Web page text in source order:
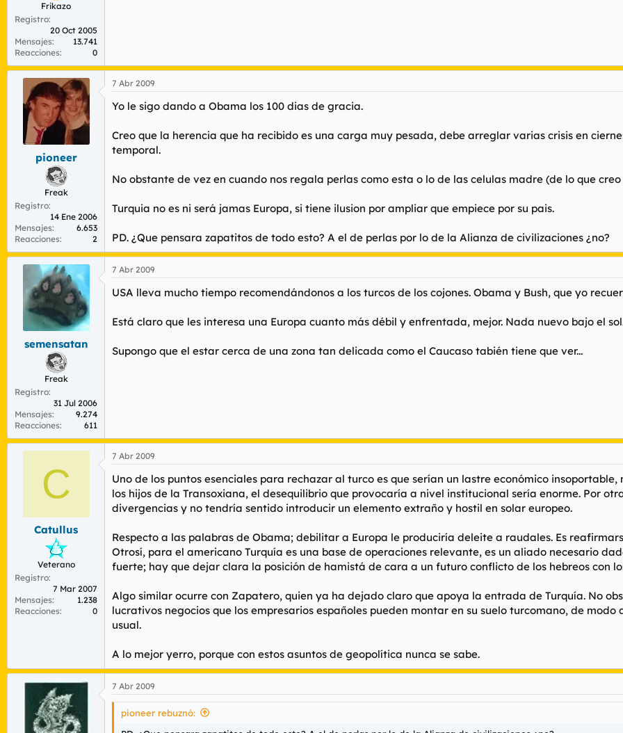
Frikazo
Registro
20 Oct 2005
Mensajes
13.741
Reacciones
0
pioneer
Freak
Registro
14 Ene 2006
Mensajes
6.653
Reacciones
2
7 Abr 2009
Yo le sigo dando a Obama los 100 dias de gracia.
Creo que la herencia que ha recibido es una carga muy pesada, debe arreglar varias crisis en
temporal.
No obstante de vez en cuando nos regala perlas como esta o lo de las celulas madre (de lo que
Turquia no es ni será jamas Europa, si tiene ilusion por ampliar que empiece por su pais.
PD. ¿Que pensara zapatitos de todo esto? A el de perlas por lo de la Alianza de civilizaciones ¿no?
semensatan
Freak
Registro
31 Jul 2006
Mensajes
9.274
Reacciones
611
7 Abr 2009
USA lleva mucho tiempo recomendándonos a los turcos de los cojones. Obama y Bush, que yo
Está claro que les interesa una Europa cuanto más débil y enfrentada, mejor. Nada nuevo bajo el
Supongo que el estar cerca de una zona tan delicada como el Caucaso tabién tiene que ver...
C
Catullus
Veterano
Registro
7 Mar 2007
Mensajes
1.238
Reacciones
0
7 Abr 2009
Uno de los puntos esenciales para rechazar al turco es que serían un lastre económico
los hijos de la Transoxiana, el desequilibrio que provocaría a nivel institucional sería enorme. Por
divergencias y no tendría sentido introducir un elemento extraño y hostil en solar europeo.
Respecto a las palabras de Obama; debilitar a Europa le produciría deleite a raudales. Es
Otrosí, para el americano Turquía es una base de operaciones relevante, es un aliado necesario
fuerte; hay que dejar clara la posición de hamistá de cara a un futuro conflicto de los hebreos con
Algo similar ocurre con Zapatero, quien ya ha dejado claro que apoya la entrada de Turquía. No
lucrativos negocios que los empresarios españoles pueden montar en su suelo turcomano, de
usual.
A lo mejor yerro, porque con estos asuntos de geopolítica nunca se sabe.
7 Abr 2009
pioneer rebuznó: